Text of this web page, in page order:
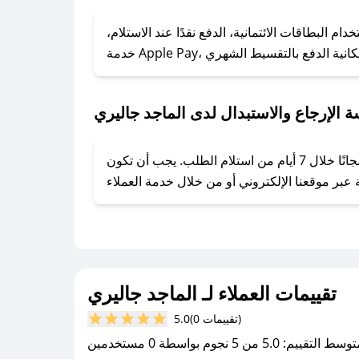
على كوبونات وخصومات حصرية، قم بما يلي:
- اضغط على أيقونة متابعة لمتجر الماجد جاليري في تطبيق صحصح.
- تابع حسابنا الرسمي على تويتر وقم بتفعيل زر التنبيهات.
الائتمانية، الدفع نقدًا عند الاستلام،
الإرجاع والاستبدال لدى الماجد جاليري
يحرص الماجد جاليري على توفير تجربة تسوق آمنة ومريحة لعملائه، حيث يمكنك استرجاع أو استبدال المنتجات مجانًا خلال 7 أيام من استلام الطلب. يجب أن تكون
تقييمات العملاء لـ الماجد جاليري
5.0 (0 تقييمات)
التقييم: 5.0 من 5 نجوم بواسطة 0 مستخدمين